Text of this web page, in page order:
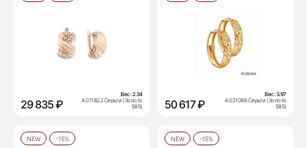
29 835 ₽
Вес:2.34
А 011822 Серьги (Золото
585)
50 617 ₽
Вес:3.97
А 021098 Серьги (Золото
585)
NEW -15% NEW -15%